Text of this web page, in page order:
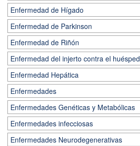
Enfermedad de Hígado
Enfermedad de Parkinson
Enfermedad de Riñón
Enfermedad del injerto contra el huésped
Enfermedad Hepática
Enfermedades
Enfermedades Genéticas y Metabólicas
Enfermedades infecciosas
Enfermedades Neurodegenerativas